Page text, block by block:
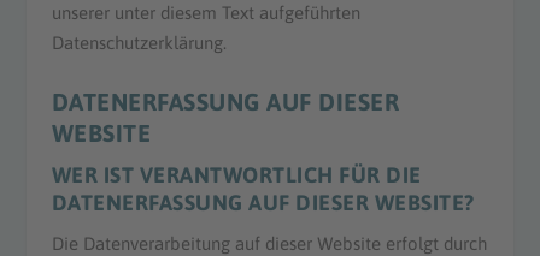
unserer unter diesem Text aufgeführten
Datenschutzerklärung.
DATENERFASSUNG AUF DIESER
WEBSITE
WER IST VERANTWORTLICH FÜR DIE
DATENERFASSUNG AUF DIESER WEBSITE?
Die Datenverarbeitung auf dieser Website erfolgt durch